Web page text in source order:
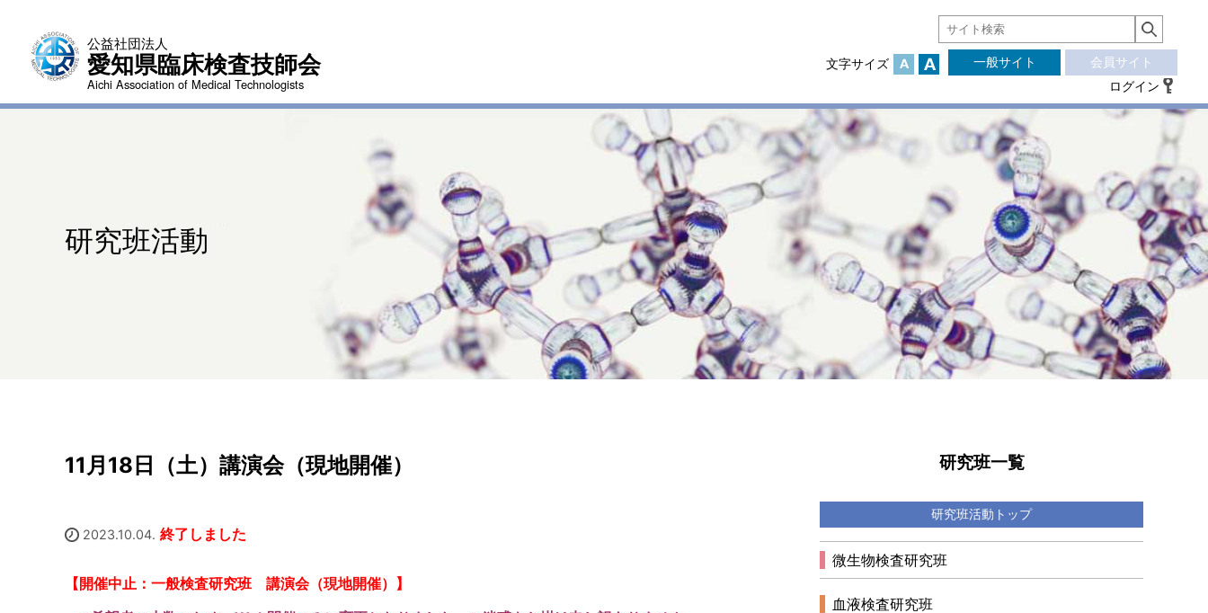
公益社団法人
愛知県臨床検査技師会
Aichi Association of Medical Technologists
文字サイズ 一般サイト
会員サイト
ログイン
研究班活動
11月18日（土）講演会（現地開催）
2023.10.04. 終了しました
【開催中止：一般検査研究班 講演会（現地開催）】
研究班一覧
研究班活動トップ
微生物検査研究班
血液検査研究班